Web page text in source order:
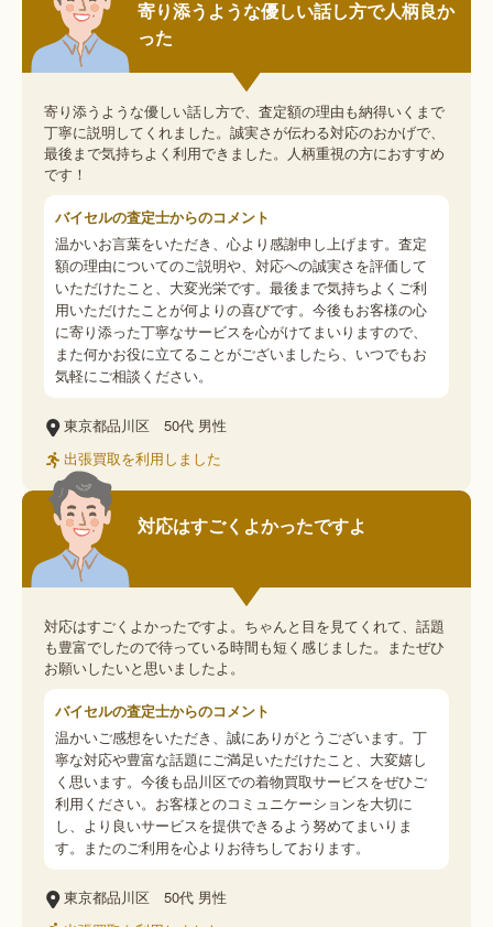
寄り添うような優しい話し方で人柄良か
った
寄り添うような優しい話し方で、査定額の理由も納得いくまで
丁寧に説明してくれました。誠実さが伝わる対応のおかげで、
最後まで気持ちよく利用できました。人柄重視の方におすすめ
です！
バイセルの査定士からのコメント
温かいお言葉をいただき、心より感謝申し上げます。査定
額の理由についてのご説明や、対応への誠実さを評価して
いただけたこと、大変光栄です。最後まで気持ちよくご利
用いただけたことが何よりの喜びです。今後もお客様の心
に寄り添った丁寧なサービスを心がけてまいりますので、
また何かお役に立てることがございましたら、いつでもお
気軽にご相談ください。
東京都品川区 50代 男性
出張買取を利用しました
対応はすごくよかったですよ
対応はすごくよかったですよ。ちゃんと目を見てくれて、話題
も豊富でしたので待っている時間も短く感じました。またぜひ
お願いしたいと思いましたよ。
バイセルの査定士からのコメント
温かいご感想をいただき、誠にありがとうございます。丁
寧な対応や豊富な話題にご満足いただけたこと、大変嬉し
く思います。今後も品川区での着物買取サービスをぜひご
利用ください。お客様とのコミュニケーションを大切に
し、より良いサービスを提供できるよう努めてまいりま
す。またのご利用を心よりお待ちしております。
東京都品川区 50代 男性